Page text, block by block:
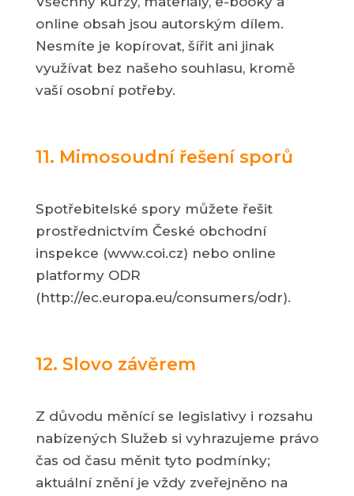
online obsah jsou autorským dílem.
Nesmíte je kopírovat, šířit ani jinak
využívat bez našeho souhlasu, kromě
vaší osobní potřeby.
11. Mimosoudní řešení sporů
Spotřebitelské spory můžete řešit
prostřednictvím České obchodní
inspekce (www.coi.cz) nebo online
platformy ODR
(http://ec.europa.eu/consumers/odr).
12. Slovo závěrem
Z důvodu měnící se legislativy i rozsahu
nabízených Služeb si vyhrazujeme právo
čas od času měnit tyto podmínky;
aktuální znění je vždy zveřejněno na